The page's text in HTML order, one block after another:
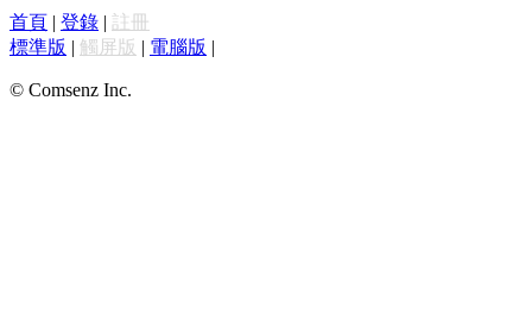
首頁 | 登錄 | 註冊
標準版 | 觸屏版 | 電腦版 |
© Comsenz Inc.